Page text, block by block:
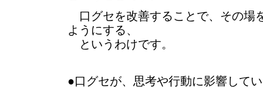
口グセを改善することで、その場
ようにする、
というわけです。
●口グセが、思考や行動に影響して